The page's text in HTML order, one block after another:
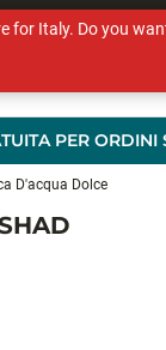
PER
OTHER
D'acqua Dolce
for Italy. Do you